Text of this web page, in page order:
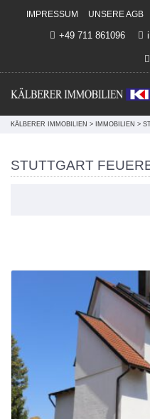
Direkt zum Inhalt springen
IMPRESSUM UNSERE AGB
+49 711 861096
KÄLBERER IMMOBILIEN > IMMOBILIEN >
STUTTGART